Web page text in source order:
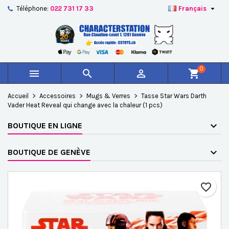
Téléphone: 022 731 17 33 Français 
   shopping_cart0
Accueil Accessoires Mugs & Verres
Tasse Star Wars Darth
Vader Heat Reveal qui change avec la chaleur (1 pcs)
BOUTIQUE EN LIGNE
BOUTIQUE DE GENÈVE
favorite_border
Créer une nouvelle liste
Nom de la liste d'envies
Annuler Créer une liste d'envies
Vous devez être connecté pour ajouter des produits à
votre liste d'envies.